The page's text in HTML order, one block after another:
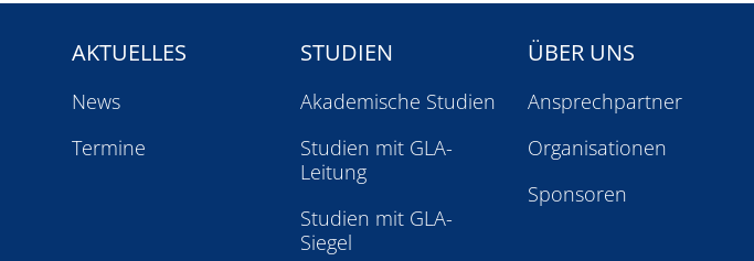
AKTUELLES
News
Termine
STUDIEN
Akademische Studien
Studien mit GLA-
Leitung
Studien mit GLA-
Siegel
ÜBER UNS
Ansprechpartner
Organisationen
Sponsoren